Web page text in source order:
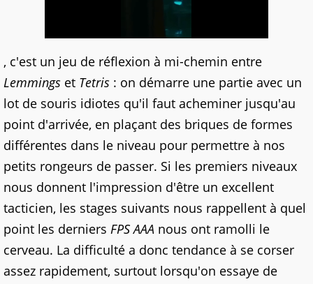
, c'est un jeu de réflexion à mi-chemin entre
Lemmings et Tetris : on démarre une partie avec un
lot de souris idiotes qu'il faut acheminer jusqu'au
point d'arrivée, en plaçant des briques de formes
différentes dans le niveau pour permettre à nos
petits rongeurs de passer. Si les premiers niveaux
nous donnent l'impression d'être un excellent
tacticien, les stages suivants nous rappellent à quel
point les derniers FPS AAA nous ont ramolli le
cerveau. La difficulté a donc tendance à se corser
assez rapidement, surtout lorsqu'on essaye de